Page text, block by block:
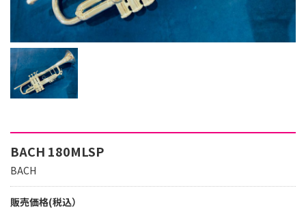
BACH 180MLSP
BACH
販売価格(税込）